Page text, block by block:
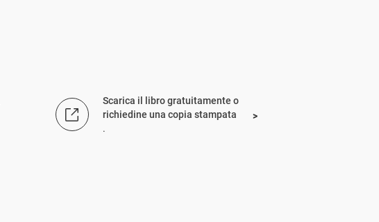
Scarica il libro gratuitamente o
richiedine una copia stampata
.